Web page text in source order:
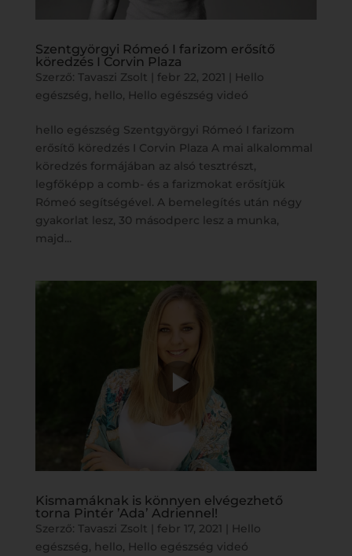
Szentgyörgyi Rómeó I farizom erősítő
köredzés I Corvin Plaza
Szerző: Tavaszi Zsolt febr 22, 2021
Hello
egészség, hello, Hello egészség videó
hello egészség Szentgyörgyi Rómeó I farizom
erősítő köredzés I Corvin Plaza A mai alkalommal
köredzés formájában az alsó tesztrészt,
legfőképp a comb- és a farizmokat erősítjük
Rómeó segítségével. A bemelegítés után négy
gyakorlat lesz, 30 másodperc lesz a munka,
majd...
Kismamáknak is könnyen elvégezhető
torna Pintér ’Ada’ Adriennel!
Szerző: Tavaszi Zsolt febr 17, 2021
Hello
egészség, hello, Hello egészség videó